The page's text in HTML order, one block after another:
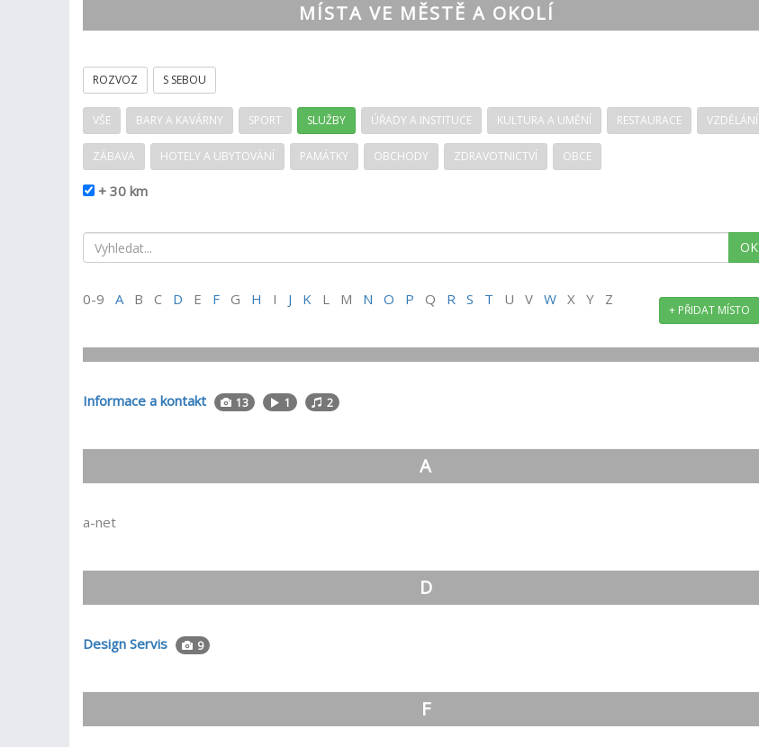
MÍSTA VE MĚSTĚ A OKOLÍ
ROZVOZ S SEBOU
VŠE BARY A KAVÁRNY SPORT SLUŽBY ÚŘADY A INSTITUCE KULTURA A UMĚNÍ RESTAURACE VZDĚLÁNÍ
ZÁBAVA HOTELY A UBYTOVÁNÍ PAMÁTKY OBCHODY ZDRAVOTNICTVÍ OBCE
+ 30 km
OK
+ PŘIDAT MÍSTO
0-9 AB C D E F G H I J K L M N O P Q R S T U V W X Y Z
Informace a kontakt 13 1 2
A
a-net
D
Design Servis 9
F